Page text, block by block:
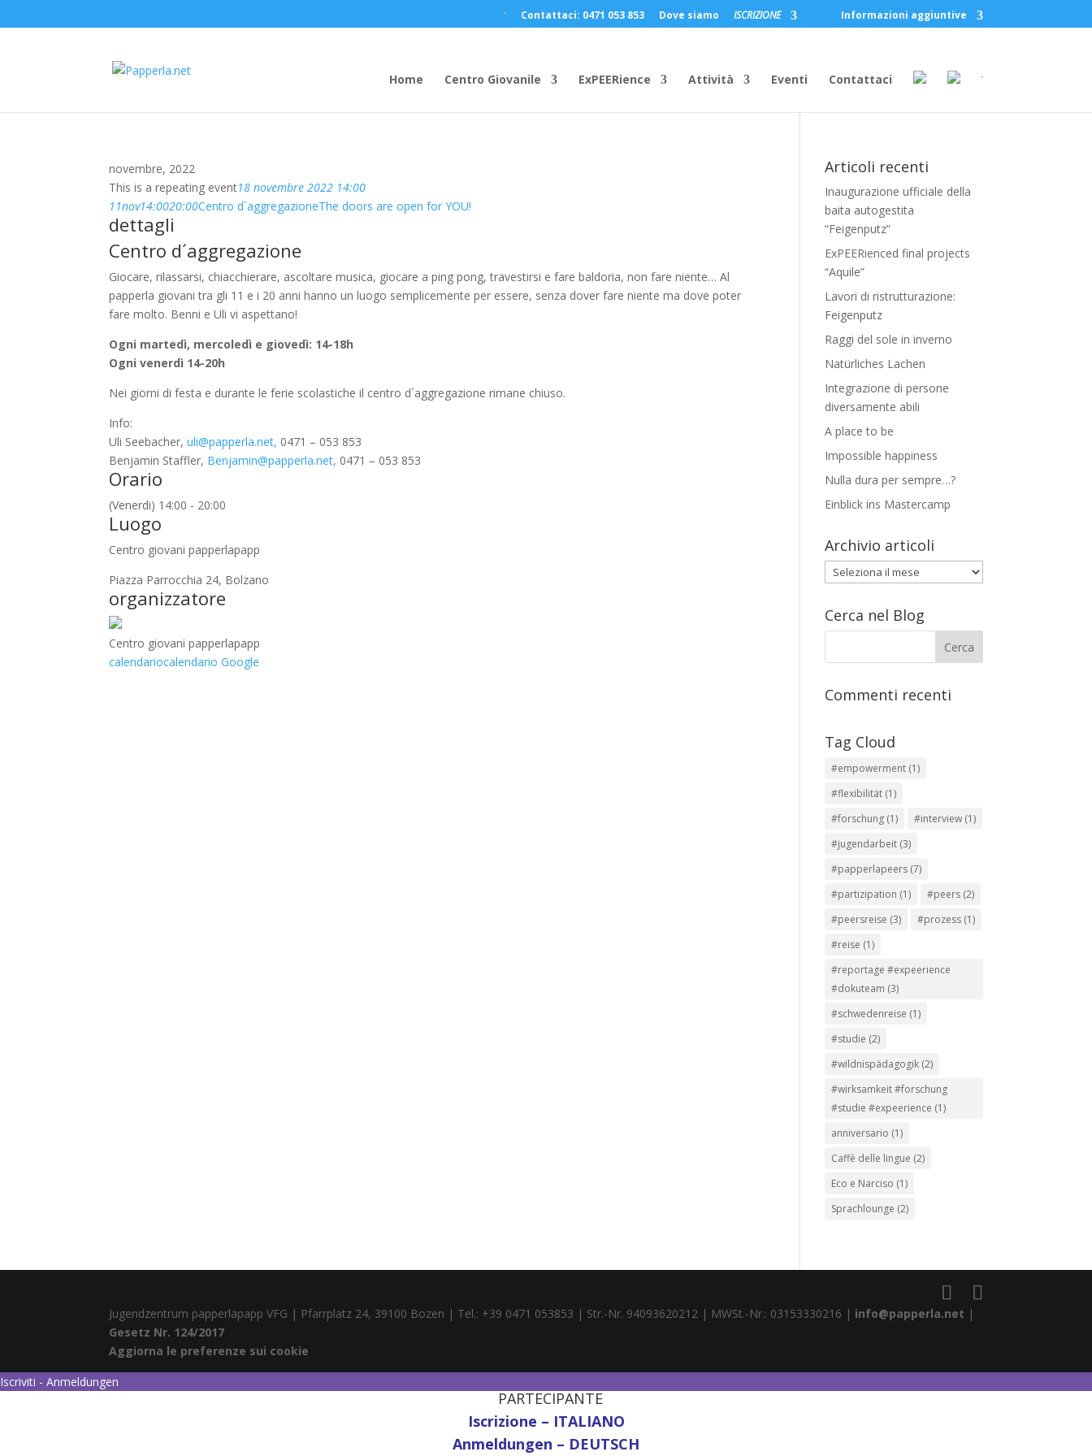
Contattaci: 0471 053 853 Dove siamo ISCRIZIONE Informazioni aggiuntive
Home Centro Giovanile ExPEERience Attività Eventi Contattaci
novembre, 2022
This is a repeating event18 novembre 2022 14:00
11nov14:0020:00Centro d´aggregazioneThe doors are open for YOU!
dettagli
Centro d´aggregazione
Giocare, rilassarsi, chiacchierare, ascoltare musica, giocare a ping pong, travestirsi e fare baldoria, non fare niente… Al
papperla giovani tra gli 11 e i 20 anni hanno un luogo semplicemente per essere, senza dover fare niente ma dove poter
fare molto. Benni e Uli vi aspettano!
Ogni martedì, mercoledì e giovedì: 14-18h
Ogni venerdì 14-20h
Nei giorni di festa e durante le ferie scolastiche il centro d´aggregazione rimane chiuso.
Info:
Uli Seebacher,uli@papperla.net, 0471 – 053 853
Benjamin Staffler, Benjamin@papperla.net, 0471 – 053 853
Orario
(Venerdi) 14:00 - 20:00
Luogo
Centro giovani papperlapapp
Piazza Parrocchia 24, Bolzano
organizzatore
Centro giovani papperlapapp
calendariocalendario Google
Articoli recenti
Inaugurazione ufficiale della
baita autogestita
“Feigenputz”
ExPEERienced final projects
“Aquile”
Lavori di ristrutturazione:
Feigenputz
Raggi del sole in inverno
Natürliches Lachen
Integrazione di persone
diversamente abili
A place to be
Impossible happiness
Nulla dura per sempre…?
Einblick ins Mastercamp
Archivio articoli
Archivio
articoli
Cerca nel Blog
Commenti recenti
Tag Cloud
#empowerment (1)
#flexibilität (1)
#forschung (1) #interview (1)
#jugendarbeit (3)
#papperlapeers (7)
#partizipation (1) #peers (2)
#peersreise (3) #prozess (1)
#reise (1)
#reportage #expeerience
#dokuteam (3)
#schwedenreise (1)
#studie (2)
#wildnispädagogik (2)
#wirksamkeit #forschung
#studie #expeerience (1)
anniversario (1)
Caffè delle lingue (2)
Eco e Narciso (1)
Sprachlounge (2)
Jugendzentrum papperlapapp VFG | Pfarrplatz 24, 39100 Bozen | Tel.: +39 0471 053853 | Str.-Nr. 94093620212 | MWSt.-Nr.: 03153330216 | info@papperla.net |
Gesetz Nr. 124/2017
Aggiorna le preferenze sui cookie
Iscriviti - Anmeldungen
PARTECIPANTE
Iscrizione – ITALIANO
Anmeldungen – DEUTSCH